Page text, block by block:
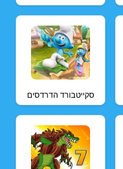
סקייטבורד הדרדסים